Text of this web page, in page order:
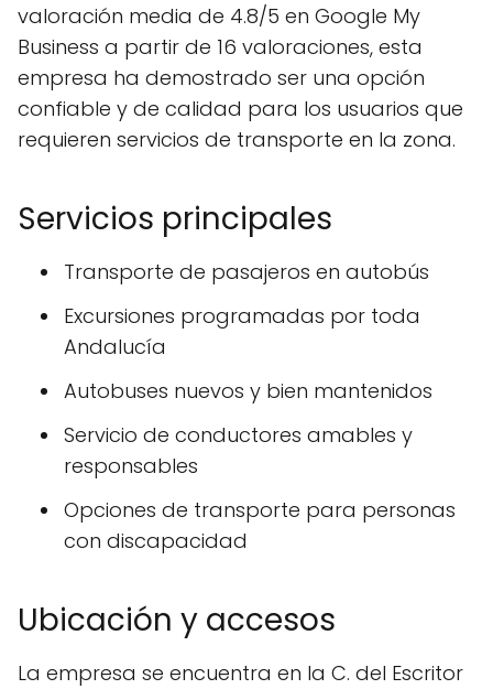
valoración media de 4.8/5 en Google My
Business a partir de 16 valoraciones, esta
empresa ha demostrado ser una opción
confiable y de calidad para los usuarios que
requieren servicios de transporte en la zona.
Servicios principales
Transporte de pasajeros en autobús
Excursiones programadas por toda
Andalucía
Autobuses nuevos y bien mantenidos
Servicio de conductores amables y
responsables
Opciones de transporte para personas
con discapacidad
Ubicación y accesos
La empresa se encuentra en la C. del Escritor